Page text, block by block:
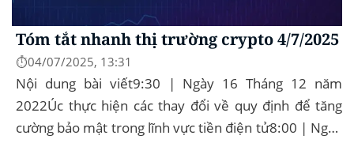
Tóm tắt nhanh thị trường crypto 4/7/2025
⏱️04/07/2025, 13:31
Nội dung bài viết9:30 | Ngày 16 Tháng 12 năm
2022Úc thực hiện các thay đổi về quy định để tăng
cường bảo mật trong lĩnh vực tiền điện tử8:00 | Ngày